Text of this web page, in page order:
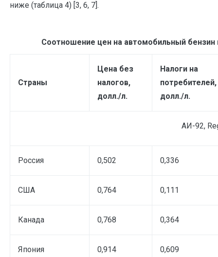
ниже (таблица 4) [3, 6, 7].
Соотношение цен на автомобильный бензин
Страны
Цена без
налогов,
долл./л.
Налоги на
потребителей,
долл./л.
АИ-92,
Россия 0,502 0,336
США 0,764 0,111
Канада 0,768 0,364
Япония 0,914 0,609